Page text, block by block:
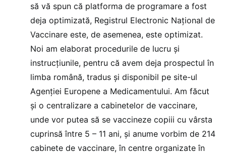
să vă spun că platforma de programare a fost
deja optimizată, Registrul Electronic Național de
Vaccinare este, de asemenea, este optimizat.
Noi am elaborat procedurile de lucru și
instrucțiunile, pentru că avem deja prospectul în
limba română, tradus și disponibil pe site-ul
Agenției Europene a Medicamentului. Am făcut
și o centralizare a cabinetelor de vaccinare,
unde vor putea să se vaccineze copiii cu vârsta
cuprinsă între 5 – 11 ani, și anume vorbim de 214
cabinete de vaccinare, în centre organizate în